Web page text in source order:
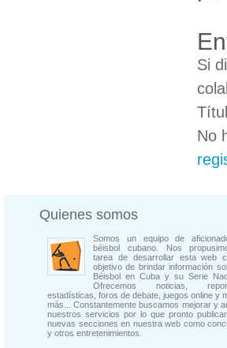
Si
No
Quienes somos
Somos un equipo de
béisbol cubano. Nos
tarea de desarrollar esta web
objetivo de brindar información
Béisbol en Cuba y su Serie
Ofrecemos noticias,
estadísticas, foros de debate, juegos online y
más... Constantemente buscamos mejorar y
nuestros servicios por lo que pronto
nuevas secciones en nuestra web como
y otros entretenimientos.